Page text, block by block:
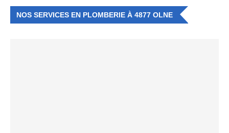
NOS SERVICES EN PLOMBERIE À 4877 OLNE